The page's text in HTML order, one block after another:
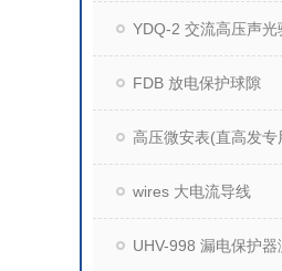
YDQ-2 交流高压声光
FDB 放电保护球隙
高压微安表(直高发专
wires 大电流导线
UHV-998 漏电保护器